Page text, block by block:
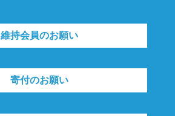
維持会員のお願い
寄付のお願い